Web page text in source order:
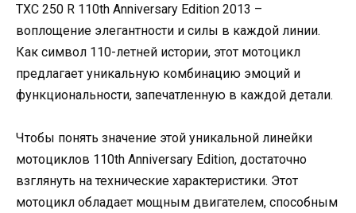
TXC 250 R 110th Anniversary Edition 2013 –
воплощение элегантности и силы в каждой линии.
Как символ 110-летней истории, этот мотоцикл
предлагает уникальную комбинацию эмоций и
функциональности, запечатленную в каждой детали.
Чтобы понять значение этой уникальной линейки
мотоциклов 110th Anniversary Edition, достаточно
взглянуть на технические характеристики. Этот
мотоцикл обладает мощным двигателем, способным